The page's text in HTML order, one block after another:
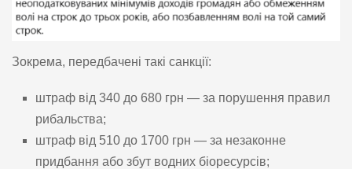
Зокрема, передбачені такі санкції:
штраф від 340 до 680 грн — за порушення правил
рибальства;
штраф від 510 до 1700 грн — за незаконне
придбання або збут водних біоресурсів;